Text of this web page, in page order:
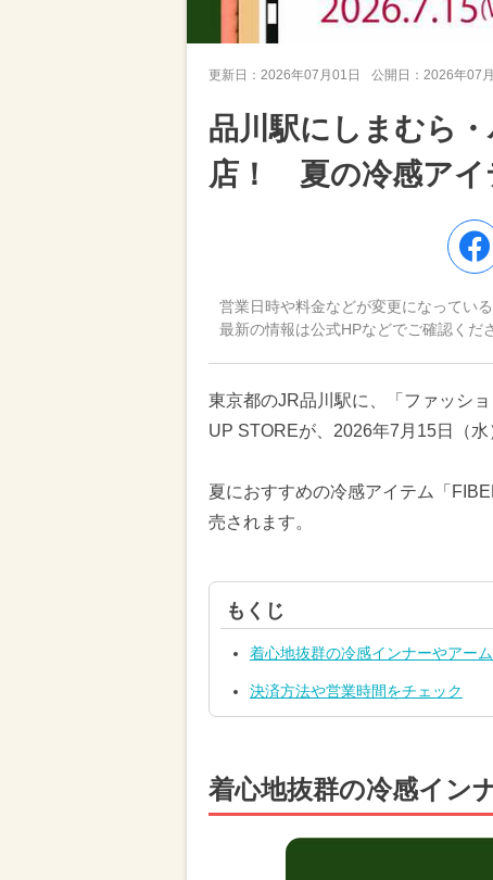
更新日： 2026年07月01日 公開日： 2026年07
品川駅にしまむら
店！ 夏の冷感アイ
営業日時や料金などが変更になっている
最新の情報は公式HPなどでご確認くだ
東京都のJR品川駅に、「ファッシ
UP STOREが、2026年7月15日（
夏におすすめの冷感アイテム「
売されます。
もくじ
着心地抜群の冷感インナーやアー
決済方法や営業時間をチェック
着心地抜群の冷感イン